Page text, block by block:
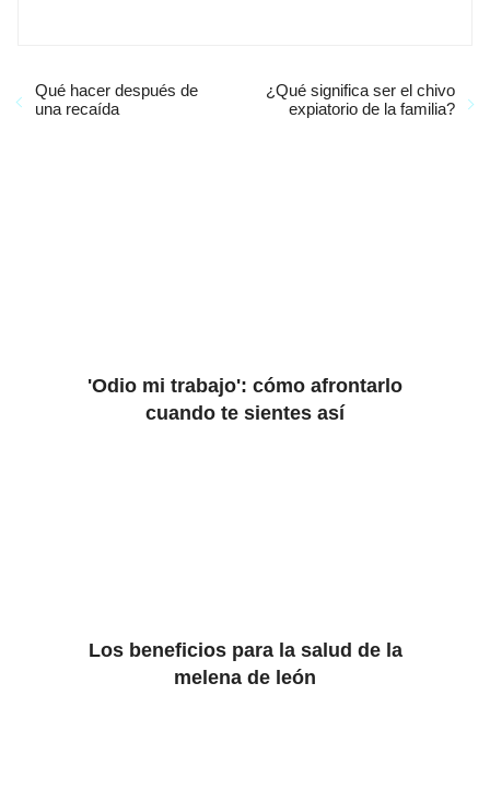
Qué hacer después de
una recaída
¿Qué significa ser el chivo
expiatorio de la familia?
'Odio mi trabajo': cómo afrontarlo
cuando te sientes así
Los beneficios para la salud de la
melena de león